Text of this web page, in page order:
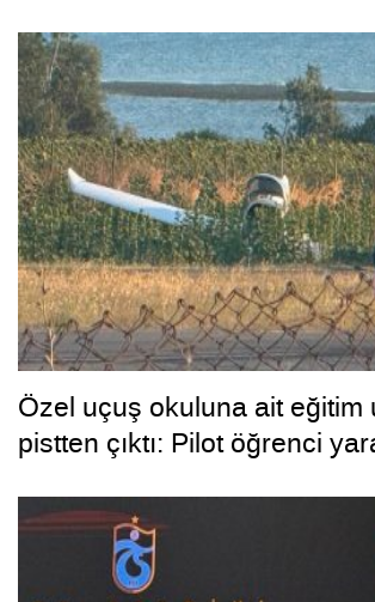
Özel uçuş okuluna ait eğitim
pistten çıktı: Pilot öğrenci